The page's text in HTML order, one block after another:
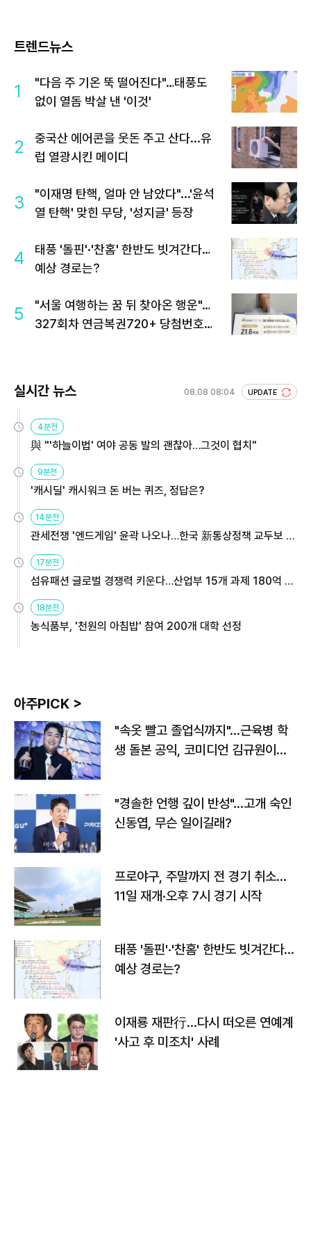
트렌드뉴스
1
"다음 주 기온 뚝 떨어진다"…태풍도
없이 열돔 박살 낸 '이것'
2
중국산 에어콘을 웃돈 주고 산다...유
럽 열광시킨 메이디
3
"이재명 탄핵, 얼마 안 남았다"...'윤석
열 탄핵' 맞힌 무당, '성지글' 등장
4
태풍 '돌핀'·'찬홈' 한반도 빗겨간다…
예상 경로는?
5
"서울 여행하는 꿈 뒤 찾아온 행운"…
327회차 연금복권720+ 당첨번호조
실시간 뉴스 08.08 08:04 UPDATE
4분전
與 "'하늘이법' 여야 공동 발의 괜찮아…그것이 협치"
9분전
'캐시딜' 캐시워크 돈 버는 퀴즈, 정답은?
14분전
관세전쟁 '엔드게임' 윤곽 나오나…한국 新통상정책 교두보 활
17분전
섬유패션 글로벌 경쟁력 키운다…산업부 15개 과제 180억 지
18분전
농식품부, '천원의 아침밥' 참여 200개 대학 선정
아주PICK >
"속옷 빨고 졸업식까지"…근육병 학
생 돌본 공익, 코미디언 김규원이었
"경솔한 언행 깊이 반성"…고개 숙인
신동엽, 무슨 일이길래?
프로야구, 주말까지 전 경기 취소…
11일 재개·오후 7시 경기 시작
태풍 '돌핀'·'찬홈' 한반도 빗겨간다…
예상 경로는?
이재룡 재판行…다시 떠오른 연예계
'사고 후 미조치' 사례